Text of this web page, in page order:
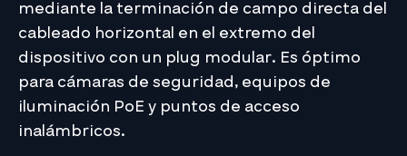
mediante la terminación de campo directa del
cableado horizontal en el extremo del
dispositivo con un plug modular. Es óptimo
para cámaras de seguridad, equipos de
iluminación PoE y puntos de acceso
inalámbricos.